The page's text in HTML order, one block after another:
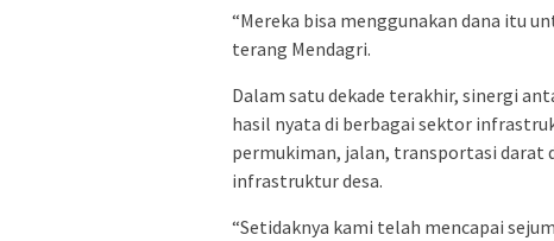
“Mereka bisa menggunakan dana itu
terang Mendagri.
Dalam satu dekade terakhir, sinergi
hasil nyata di berbagai sektor
permukiman, jalan, transportasi darat
infrastruktur desa.
“Setidaknya kami telah mencapai